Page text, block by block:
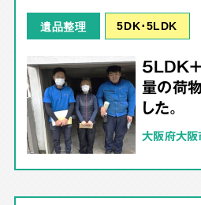
遺品整理 5DK･5LDK
5LDK
量の荷
した。
大阪府大